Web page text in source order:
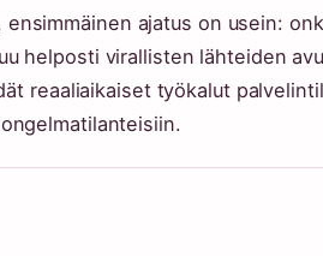
ajatus on usein:
helposti virallisten lähteiden
reaaliaikaiset työkalut